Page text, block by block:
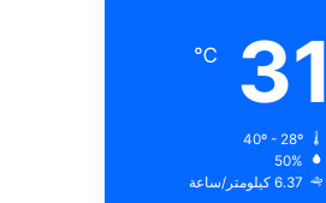
31
℃
50%
6.37 كيلومتر/ساعة